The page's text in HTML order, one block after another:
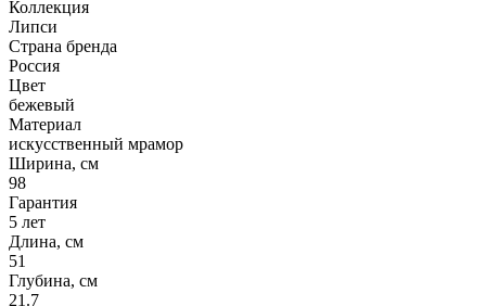
Коллекция
Липси
Страна бренда
Россия
Цвет
бежевый
Материал
искусственный мрамор
Ширина, см
98
Гарантия
5 лет
Длина, см
51
Глубина, см
21.7